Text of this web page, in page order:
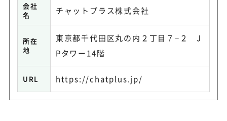
会社
名
チャットプラス株式会社
所在
地
東京都千代田区丸の内２丁目７−２ J
Pタワー14階
URL https://chatplus.jp/